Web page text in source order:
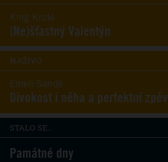
King Krule
(Ne)šťastný Valentýn
NAŽIVO
Emeli Sandé
Divokost i něha a perfektní zpěv
STALO SE...
Památné dny